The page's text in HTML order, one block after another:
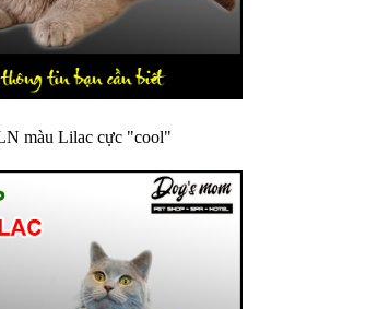
màu Lilac cực "cool"